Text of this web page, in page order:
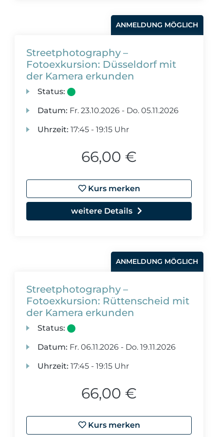
ANMELDUNG MÖGLICH
Streetphotography –
Fotoexkursion: Düsseldorf mit
der Kamera erkunden
Status:
Datum: Fr. 23.10.2026 - Do. 05.11.2026
Uhrzeit: 17:45 - 19:15 Uhr
66,00 €
Kurs merken
weitere Details
ANMELDUNG MÖGLICH
Streetphotography –
Fotoexkursion: Rüttenscheid mit
der Kamera erkunden
Status:
Datum: Fr. 06.11.2026 - Do. 19.11.2026
Uhrzeit: 17:45 - 19:15 Uhr
66,00 €
Kurs merken